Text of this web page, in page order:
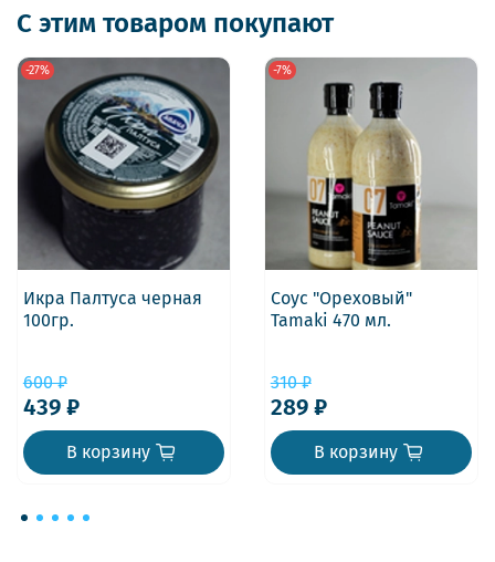
С этим товаром покупают
-27%
Икра Палтуса черная
100гр.
600 ₽
439 ₽
В корзину
-7%
Соус "Ореховый"
Tamaki 470 мл.
310 ₽
289 ₽
В корзину